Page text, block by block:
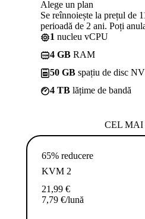
Alege un plan
Se reînnoiește la prețul de
perioadă de 2 ani. Poți
1 nucleu vCPU
4 GB RAM
50 GB spațiu de disc
4 TB lățime de bandă
CEL MAI
65% reducere
KVM 2
21,99 €
7,79 €/lună